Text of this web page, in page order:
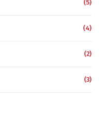
(5)
(4)
(2)
(3)